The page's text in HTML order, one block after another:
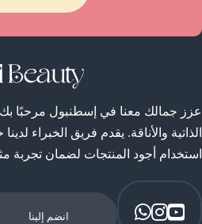
عزز جمالك معنا في إسطنبول مرحبًا بك
الذاتية والأناقة. يقدم فريق الخبراء
استخدام أجود المنتجات لضمان تجربة
انضم إلينا